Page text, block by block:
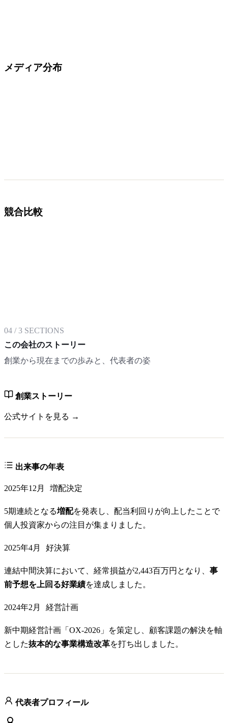
メディア分布
競合比較
04 /3 SECTIONS
この会社のストーリー
創業から現在までの歩みと、代表者の姿
創業ストーリー
公式サイトを見る →
出来事の年表
2025年12月 増配決定
5期連続となる増配を発表し、配当利回りが向上したことで
個人投資家からの注目が集まりました。
2025年4月 好決算
連結中間決算において、経常損益が2,443百万円となり、 事
前予想を上回る好業績を達成しました。
2024年2月 経営計画
新中期経営計画「OX-2026」を策定し、顧客課題の解決を軸
とした抜本的な事業構造改革を打ち出しました。
代表者プロフィール